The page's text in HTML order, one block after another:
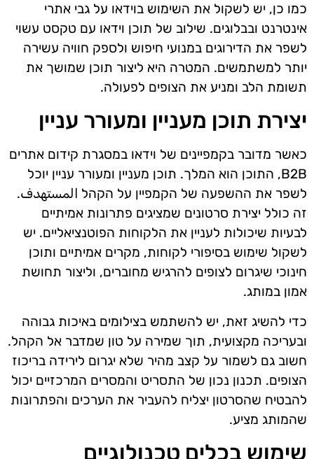
כמו כן, יש לשקול את השימוש בוידאו על גבי אתרי
אינטרנט ובבלוגים. שילוב של תוכן וידאו עם טקסט עשוי
לשפר את הדירוגים במנועי חיפוש ולספק חוויה עשירה
יותר למשתמשים. המטרה היא ליצור תוכן שמושך את
תשומת הלב ומניע את הצופים לפעולה.
יצירת תוכן מעניין ומעורר עניין
כאשר מדובר בקמפיינים של וידאו במסגרת קידום אתרים
B2B, התוכן הוא המלך. תוכן מעניין ומעורר עניין יוכל
לשפר את ההשפעה של הקמפיין על הקהל المستهدف.
זה כולל יצירת סרטונים שמציגים פתרונות אמיתיים
לבעיות שיכולות לעניין את הלקוחות הפוטנציאליים. יש
לשקול שימוש בסיפורי לקוחות, מקרים אמיתיים ותוכן
חינוכי שיגרום לצופים להרגיש מחוברים, וליצור תחושת
אמון במותג.
כדי להשיג זאת, יש להשתמש בצילומים באיכות גבוהה
ובעריכה מקצועית, תוך שמירה על טון שמדבר אל הקהל.
חשוב גם לשמור על קצב מהיר שלא יגרום לירידה בריכוז
הצופים. תכנון נכון של התסריט והמסרים המרכזיים יכול
להבטיח שהסרטון יצליח להעביר את הערכים והפתרונות
שהמותג מציע.
שימוש בכלים טכנולוגיים